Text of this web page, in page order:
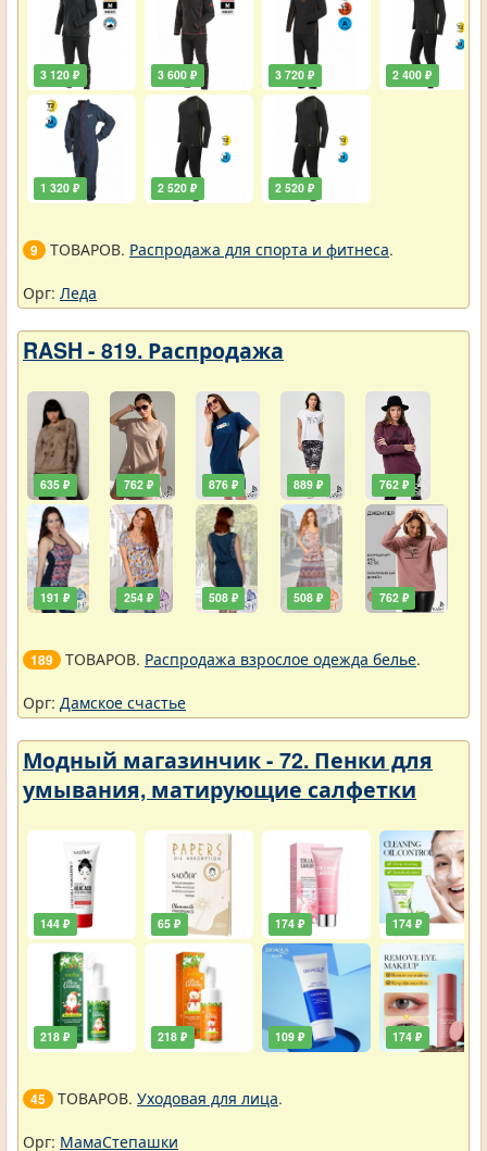
3 120 ₽
1 320 ₽
3 600 ₽
2 520 ₽
3 720 ₽
2 520 ₽
2 400 ₽
9 ТОВАРОВ. Распродажа для спорта и фитнеса.
Орг: Леда
RASH - 819. Распродажа
635 ₽
191 ₽
762 ₽
254 ₽
876 ₽
508 ₽
889 ₽
508 ₽
762 ₽
762 ₽
189 ТОВАРОВ. Распродажа взрослое одежда белье.
Орг: Дамское счастье
Модный магазинчик - 72. Пенки для
умывания, матирующие салфетки
144 ₽
218 ₽
65 ₽
218 ₽
174 ₽
109 ₽
174 ₽
174 ₽
45 ТОВАРОВ. Уходовая для лица.
Орг: МамаСтепашки